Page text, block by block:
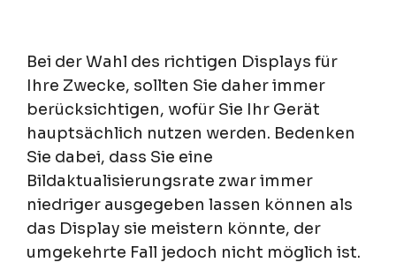
Bei der Wahl des richtigen Displays für
Ihre Zwecke, sollten Sie daher immer
berücksichtigen, wofür Sie Ihr Gerät
hauptsächlich nutzen werden. Bedenken
Sie dabei, dass Sie eine
Bildaktualisierungsrate zwar immer
niedriger ausgegeben lassen können als
das Display sie meistern könnte, der
umgekehrte Fall jedoch nicht möglich ist.